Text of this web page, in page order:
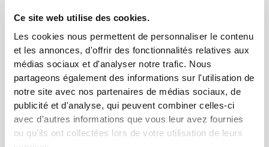
Ce site web utilise des cookies.
Les cookies nous permettent de personnaliser le contenu
et les annonces, d'offrir des fonctionnalités relatives aux
médias sociaux et d'analyser notre trafic. Nous
partageons également des informations sur l'utilisation de
notre site avec nos partenaires de médias sociaux, de
publicité et d'analyse, qui peuvent combiner celles-ci
avec d'autres informations que vous leur avez fournies
ou qu'ils ont collectées lors de votre utilisation de leurs